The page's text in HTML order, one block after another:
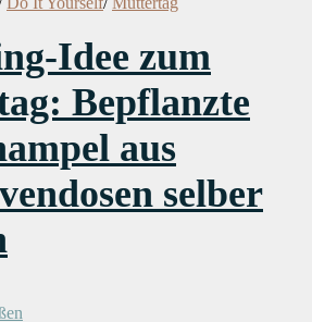
Idee zum
Bepflanzte
aus
selber